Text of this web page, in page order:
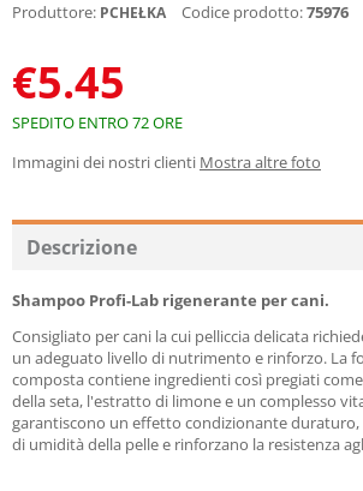
Produttore: PCHEŁKA Codice prodotto:75976
€5.45
SPEDITO ENTRO 72 ORE
Immagini dei nostri clienti Mostra altre foto
Descrizione
Shampoo Profi-Lab rigenerante per cani.
Consigliato per cani la cui pelliccia delicata
un adeguato livello di nutrimento e rinforzo. La
composta contiene ingredienti così pregiati
della seta, l'estratto di limone e un complesso
garantiscono un effetto condizionante
di umidità della pelle e rinforzano la resistenza